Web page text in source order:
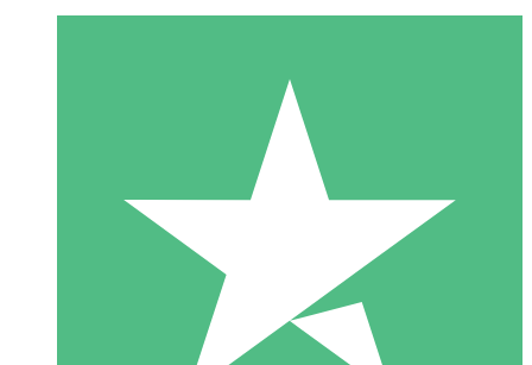
Pacchetti di Crediti Individuali
Paga a consumo con crediti di download. Nessun impegno
1 Download
10